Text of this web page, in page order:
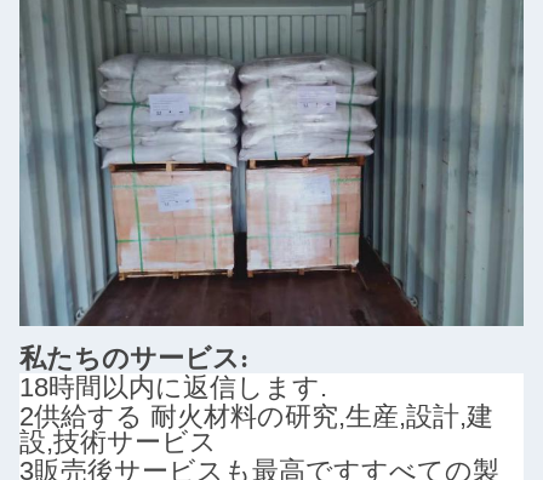
私たちのサービス:
18時間以内に返信します.
2供給する 耐火材料の研究,生産,設計,建
設,技術サービス
3販売後サービスも最高ですすべての製